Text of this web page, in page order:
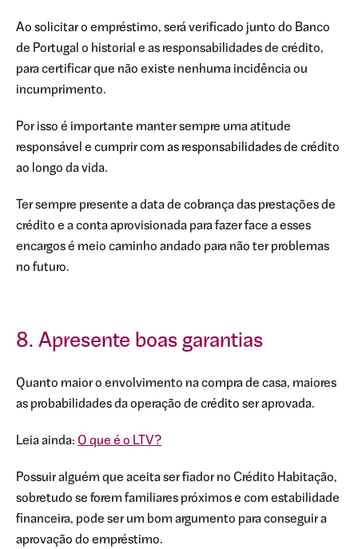
Ao solicitar o empréstimo, será verificado junto do Banco
de Portugal o historial e as responsabilidades de crédito,
para certificar que não existe nenhuma incidência ou
incumprimento.
Por isso é importante manter sempre uma atitude
responsável e cumprir com as responsabilidades de crédito
ao longo da vida.
Ter sempre presente a data de cobrança das prestações de
crédito e a conta aprovisionada para fazer face a esses
encargos é meio caminho andado para não ter problemas
no futuro.
8. Apresente boas garantias
Quanto maior o envolvimento na compra de casa, maiores
as probabilidades da operação de crédito ser aprovada.
Leia ainda: O que é o LTV?
Possuir alguém que aceita ser fiador no Crédito Habitação,
sobretudo se forem familiares próximos e com estabilidade
financeira, pode ser um bom argumento para conseguir a
aprovação do empréstimo.